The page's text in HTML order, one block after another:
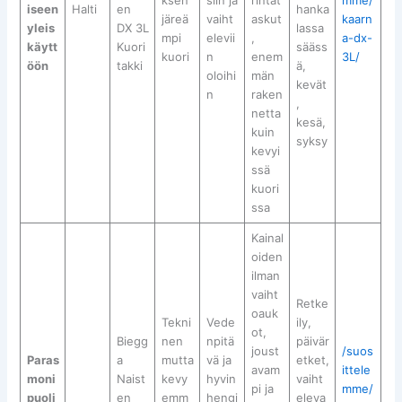
iseen
yleis
käytt
öön
Halti
en
DX 3L
Kuori
takki
järeä
mpi
kuori
vaiht
elevii
n
oloihi
n
askut
enem
män
raken
netta
kuin
kevyi
ssä
kuori
ssa
hanka
lassa
sääss
ä,
kevät
kesä,
syksy
kaarn
a-dx-
3L/
Paras
moni
puoli
Biegg
a
Naist
en
Tekni
nen
mutta
kevy
emm
Vede
npitä
vä ja
hyvin
hengi
Kainal
oiden
ilman
vaiht
oauk
ot,
joust
avam
pi ja
Retke
ily,
päivär
etket,
vaiht
eleva
/suos
ittele
mme/